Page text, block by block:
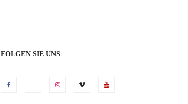
FOLGEN SIE UNS